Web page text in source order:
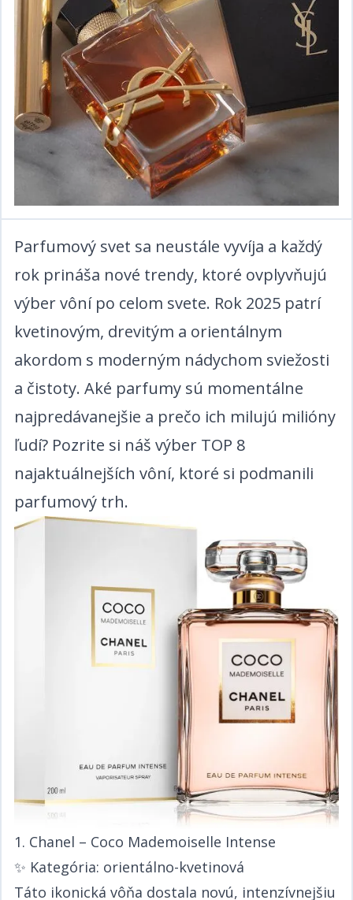
Parfumový svet sa neustále vyvíja a každý
rok prináša nové trendy, ktoré ovplyvňujú
výber vôní po celom svete. Rok 2025 patrí
kvetinovým, drevitým a orientálnym
akordom s moderným nádychom sviežosti
a čistoty. Aké parfumy sú momentálne
najpredávanejšie a prečo ich milujú milióny
ľudí? Pozrite si náš výber TOP 8
najaktuálnejších vôní, ktoré si podmanili
parfumový trh.​​​​‌ ‍ ​‍​‍‌‍ ‌ ​‍‌‍‍‌‌‍‌ ‌‍‍‌‌‍ ‍​‍​‍​ ‍‍​‍​‍‌ ​ ‌‍​‌‌‍ ‍‌‍‍‌‌ ‌​‌ ‍‌​‍ ‍‌‍‍‌‌‍ ​‍​‍​‍ ​​‍​‍‌‍‍​‌ ​‍‌‍‌‌‌‍‌‍​‍​‍​ ‍‍​‍​‍‌‍‍​‌ ‌​‌ ‌​‌ ​​​ ‍‍​‍ ​‍ ‌‍ ​‌‍ ‌‍​ ‌‍​‌‌‍ ​‌‍‍​‌‍ ‌ ​ ‌ ‌​​ ‍‍​ ​ ​ ​​​ ​​​ ​​​‍ ‌ ​ ‌ ‌​‌ ‌‌‌‍‌​‌‍‍‌‌‍ ​‍ ‌‍‍‌‌‍ ‍‌ ‌​‌‍‌‌‌‍ ‍‌ ‌​​‍ ‌‍‌‌‌‍‌​‌‍‍‌‌ ‌​​‍ ‌‍ ‌‌‍ ‌‍‌​‌‍‌‌​ ‌‌ ​​‌ ​‍‌‍‌‌‌ ​ ‌‍‌‌‌‍ ‍‌ ‌​‌‍​‌‌ ‌​‌‍‍‌‌‍ ‌‍ ‍​ ‍ ‌‍‍‌‌‍‌​​ ‌‌ ​​‌‍ ‌ ​ ‌ ‌​​‍ ‌​ ​‍​ ​‍​ ​‍​ ​‍​ ‍‌​ ‍‌​ ‍‌​ ‍ ‌ ‌​‌ ‍‌‌ ​​‌‍‌‌​ ‌‌ ​​‌‍ ‌ ​ ‌ ‌​​ ‍ ‌ ​​‌‍​‌‌ ‌​‌‍‍​​ ‌‌‍​ ‌‍ ‌‍ ‍‌ ‌​‌‍‌‌‌‍ ‍‌ ‌​​‍‌‌​ ‌‌‌​​‍‌‌ ‌‍‍ ‌‍‌‌‌ ‍‌​‍‌‌​ ​ ‌​‌​​‍‌‌​ ​ ‌​‌​​‍‌‌​ ​‍​ ​‍​ ‌‌​ ‌‍​ ‌​‌‍​ ‌‍​ ​ ‌ ​ ‍​​ ‌‌​ ​‌‌‍​ ‌‍​‍​ ​‍​‍‌‌​ ​‍​ ​‍​‍‌‌​ ‌‌‌​‌​​‍ ‍‌ ‌​‌‍‌‌‌ ‍​‌ ‌​​‍‌‌​ ‌‌‌​​‍‌‌ ‌‍‍ ‌‍‌‌‌ ‍‌​‍‌‌​ ​ ‌​‌​​‍‌‌​ ​ ‌​‌​​‍‌‌​ ​‍​ ​‍​ ​‌​ ​‍​ ‍‌‌‍‌‍​ ​‍​ ‌‍​ ‌‌‌‍​ ​ ​‍‌‍​‌​ ​‍‌‍‌​​‍‌‌​ ​‍​ ​‍​‍‌‌​ ‌‌‌​‌​​‍ ‍‌‍​ ‌‍‍​‌‍‍‌‌‍ ​‌‍‌​‌ ​‍‌‍‌‌‌‍ ‍​‍‌‌​ ‌‌‌​​‍‌‌ ‌‍‍ ‌‍‌‌‌ ‍‌​‍‌‌​ ​ ‌​‌​​‍‌‌​ ​ ‌​‌​​‍‌‌​ ​‍​ ​‍​ ‌ ​ ‍​​ ‌‌​ ‌‌‌‍‌​​ ‌​‌‍‌‍‌‍​ ‌‍‌‍​ ​ ‌‍​ ‌‍‌​​‍‌‌​ ​‍​ ​‍​‍‌‌​ ‌‌‌​‌​​‍ ‍‌ ‌​‌‍‌‌‌ ‍​‌ ‌​​ ‌‍​‍‌‍​‌‌ ​ ‌‍‌‌‌‌‌‌‌ ​‍‌‍ ​​ ‌‌‍‍​‌ ‌​‌ ‌​‌ ​​​‍‌‌​ ​ ‌​​‌​‍‌‌​ ​‍‌​‌‍​‍‌‌​ ​‍‌​‌‍‌‍ ​‌‍ ‌‍​ ‌‍​‌‌‍ ​‌‍‍​‌‍ ‌ ​ ‌ ‌​​‍‌‌​ ​ ‌​​‌​ ​ ​ ​​​ ​​​ ​​​‍‌‌​ ​‍‌​‌‍‌ ​ ‌ ‌​‌ ‌‌‌‍‌​‌‍‍‌‌‍ ​‍‌‍‌‍‍‌‌‍‌​​ ‌‌ ​​‌‍ ‌ ​ ‌ ‌​​‍ ‌​ ​‍​ ​‍​ ​‍​ ​‍​ ‍‌​ ‍‌​ ‍‌​‍‌‍‌ ‌​‌ ‍‌‌ ​​‌‍‌‌​ ‌‌ ​​‌‍ ‌ ​ ‌ ‌​​‍‌‍‌ ​​‌‍​‌‌ ‌​‌‍‍​​ ‌‌‍​ ‌‍ ‌‍ ‍‌ ‌​‌‍‌‌‌‍ ‍‌ ‌​​‍‌‌​ ‌‌‌​​‍‌‌ ‌‍‍ ‌‍‌‌‌ ‍‌​‍‌‌​ ​ ‌​‌​​‍‌‌​ ​ ‌​‌​​‍‌‌​ ​‍​ ​‍​ ‌‌​ ‌‍​ ‌​‌‍​ ‌‍​ ​ ‌ ​ ‍​​ ‌‌​ ​‌‌‍​ ‌‍​‍​ ​‍​‍‌‌​ ​‍​ ​‍​‍‌‌​ ‌‌‌​‌​​‍ ‍‌ ‌​‌‍‌‌‌ ‍​‌ ‌​​‍‌‌​ ‌‌‌​​‍‌‌ ‌‍‍ ‌‍‌‌‌ ‍‌​‍‌‌​ ​ ‌​‌​​‍‌‌​ ​ ‌​‌​​‍‌‌​ ​‍​ ​‍​ ​‌​ ​‍​ ‍‌‌‍‌‍​ ​‍​ ‌‍​ ‌‌‌‍​ ​ ​‍‌‍​‌​ ​‍‌‍‌​​‍‌‌​ ​‍​ ​‍​‍‌‌​ ‌‌‌​‌​​‍ ‍‌‍​ ‌‍‍​‌‍‍‌‌‍ ​‌‍‌​‌ ​‍‌‍‌‌‌‍ ‍​‍‌‌​ ‌‌‌​​‍‌‌ ‌‍‍ ‌‍‌‌‌ ‍‌​‍‌‌​ ​ ‌​‌​​‍‌‌​ ​ ‌​‌​​‍‌‌​ ​‍​ ​‍​ ‌ ​ ‍​​ ‌‌​ ‌‌‌‍‌​​ ‌​‌‍‌‍‌‍​ ‌‍‌‍​ ​ ‌‍​ ‌‍‌​​‍‌‌​ ​‍​ ​‍​‍‌‌​ ‌‌‌​‌​​‍ ‍‌ ‌​‌‍‌‌‌ ‍​‌ ‌​​‍‌‍‌ ​​‌‍‌‌‌ ​‍‌ ​ ‌ ​​‌‍‌‌‌‍​ ‌ ‌​‌‍‍‌‌ ‌‍‌‍‌‌​ ‌‌ ​​‌ ‌‌‌‍​‍‌‍ ​‌‍‍‌‌ ​ ‌‍‍​‌‍‌‌‌‍‌​​‍​‍‌ ‌
1. Chanel – Coco Mademoiselle Intense​​​​‌ ‍ ​‍​‍‌‍ ‌ ​‍‌‍‍‌‌‍‌ ‌‍‍‌‌‍ ‍​‍​‍​ ‍‍​‍​‍‌ ​ ‌‍​‌‌‍ ‍‌‍‍‌‌ ‌​‌ ‍‌​‍ ‍‌‍‍‌‌‍ ​‍​‍​‍ ​​‍​‍‌‍‍​‌ ​‍‌‍‌‌‌‍‌‍​‍​‍​ ‍‍​‍​‍‌‍‍​‌ ‌​‌ ‌​‌ ​​​ ‍‍​‍ ​‍ ‌‍ ​‌‍ ‌‍​ ‌‍​‌‌‍ ​‌‍‍​‌‍ ‌ ​ ‌ ‌​​ ‍‍​ ​ ​ ​​​ ​​​ ​​​‍ ‌ ​ ‌ ‌​‌ ‌‌‌‍‌​‌‍‍‌‌‍ ​‍ ‌‍‍‌‌‍ ‍‌ ‌​‌‍‌‌‌‍ ‍‌ ‌​​‍ ‌‍‌‌‌‍‌​‌‍‍‌‌ ‌​​‍ ‌‍ ‌‌‍ ‌‍‌​‌‍‌‌​ ‌‌ ​​‌ ​‍‌‍‌‌‌ ​ ‌‍‌‌‌‍ ‍‌ ‌​‌‍​‌‌ ‌​‌‍‍‌‌‍ ‌‍ ‍​ ‍ ‌‍‍‌‌‍‌​​ ‌‌ ​​‌‍ ‌ ​ ‌ ‌​​‍ ‌​ ​‍​ ​‍​ ​‍​ ​‍​ ‍‌​ ‍‌​ ‍‌​ ‍ ‌ ‌​‌ ‍‌‌ ​​‌‍‌‌​ ‌‌ ​​‌‍ ‌ ​ ‌ ‌​​ ‍ ‌ ​​‌‍​‌‌ ‌​‌‍‍​​ ‌‌‍​ ‌‍ ‌‍ ‍‌ ‌​‌‍‌‌‌‍ ‍‌ ‌​​‍‌‌​ ‌‌‌​​‍‌‌ ‌‍‍ ‌‍‌‌‌ ‍‌​‍‌‌​ ​ ‌​‌​​‍‌‌​ ​ ‌​‌​​‍‌‌​ ​‍​ ​‍​ ​ ‌‍‌‌​ ‌ ‌‍​‍​ ​​‌‍​‍‌‍​ ​ ‌ ​ ​ ‌‍​ ‌‍‌​​ ​​​‍‌‌​ ​‍​ ​‍​‍‌‌​ ‌‌‌​‌​​‍ ‍‌‍​ ‌‍‍​‌‍‍‌‌‍ ​‌‍‌​‌ ​‍‌‍‌‌‌‍ ‍​‍‌‌​ ‌‌‌​​‍‌‌ ‌‍‍ ‌‍‌‌‌ ‍‌​‍‌‌​ ​ ‌​‌​​‍‌‌​ ​ ‌​‌​​‍‌‌​ ​‍​ ​‍​ ​ ‌‍‌‌​ ‌ ‌‍​‍​ ​​‌‍​‍‌‍​ ​ ‌ ​ ​ ‌‍​ ‌‍‌​​ ​​​ ​​​‍‌‌​ ​‍​ ​‍​‍‌‌​ ‌‌‌​‌​​‍ ‍‌ ‌​‌‍‌‌‌ ‍​‌ ‌​​ ‌‍​‍‌‍​‌‌ ​ ‌‍‌‌‌‌‌‌‌ ​‍‌‍ ​​ ‌‌‍‍​‌ ‌​‌ ‌​‌ ​​​‍‌‌​ ​ ‌​​‌​‍‌‌​ ​‍‌​‌‍​‍‌‌​ ​‍‌​‌‍‌‍ ​‌‍ ‌‍​ ‌‍​‌‌‍ ​‌‍‍​‌‍ ‌ ​ ‌ ‌​​‍‌‌​ ​ ‌​​‌​ ​ ​ ​​​ ​​​ ​​​‍‌‌​ ​‍‌​‌‍‌ ​ ‌ ‌​‌ ‌‌‌‍‌​‌‍‍‌‌‍ ​‍‌‍‌‍‍‌‌‍‌​​ ‌‌ ​​‌‍ ‌ ​ ‌ ‌​​‍ ‌​ ​‍​ ​‍​ ​‍​ ​‍​ ‍‌​ ‍‌​ ‍‌​‍‌‍‌ ‌​‌ ‍‌‌ ​​‌‍‌‌​ ‌‌ ​​‌‍ ‌ ​ ‌ ‌​​‍‌‍‌ ​​‌‍​‌‌ ‌​‌‍‍​​ ‌‌‍​ ‌‍ ‌‍ ‍‌ ‌​‌‍‌‌‌‍ ‍‌ ‌​​‍‌‌​ ‌‌‌​​‍‌‌ ‌‍‍ ‌‍‌‌‌ ‍‌​‍‌‌​ ​ ‌​‌​​‍‌‌​ ​ ‌​‌​​‍‌‌​ ​‍​ ​‍​ ​ ‌‍‌‌​ ‌ ‌‍​‍​ ​​‌‍​‍‌‍​ ​ ‌ ​ ​ ‌‍​ ‌‍‌​​ ​​​‍‌‌​ ​‍​ ​‍​‍‌‌​ ‌‌‌​‌​​‍ ‍‌‍​ ‌‍‍​‌‍‍‌‌‍ ​‌‍‌​‌ ​‍‌‍‌‌‌‍ ‍​‍‌‌​ ‌‌‌​​‍‌‌ ‌‍‍ ‌‍‌‌‌ ‍‌​‍‌‌​ ​ ‌​‌​​‍‌‌​ ​ ‌​‌​​‍‌‌​ ​‍​ ​‍​ ​ ‌‍‌‌​ ‌ ‌‍​‍​ ​​‌‍​‍‌‍​ ​ ‌ ​ ​ ‌‍​ ‌‍‌​​ ​​​ ​​​‍‌‌​ ​‍​ ​‍​‍‌‌​ ‌‌‌​‌​​‍ ‍‌ ‌​‌‍‌‌‌ ‍​‌ ‌​​‍‌‍‌ ​​‌‍‌‌‌ ​‍‌ ​ ‌ ​​‌‍‌‌‌‍​ ‌ ‌​‌‍‍‌‌ ‌‍‌‍‌‌​ ‌‌ ​​‌ ‌‌‌‍​‍‌‍ ​‌‍‍‌‌ ​ ‌‍‍​‌‍‌‌‌‍‌​​‍​‍‌ ‌
✨ ​​​​‌ ‍ ​‍​‍‌‍ ‌ ​‍‌‍‍‌‌‍‌ ‌‍‍‌‌‍ ‍​‍​‍​ ‍‍​‍​‍‌ ​ ‌‍​‌‌‍ ‍‌‍‍‌‌ ‌​‌ ‍‌​‍ ‍‌‍‍‌‌‍ ​‍​‍​‍ ​​‍​‍‌‍‍​‌ ​‍‌‍‌‌‌‍‌‍​‍​‍​ ‍‍​‍​‍‌‍‍​‌ ‌​‌ ‌​‌ ​​​ ‍‍​‍ ​‍ ‌‍ ​‌‍ ‌‍​ ‌‍​‌‌‍ ​‌‍‍​‌‍ ‌ ​ ‌ ‌​​ ‍‍​ ​ ​ ​​​ ​​​ ​​​‍ ‌ ​ ‌ ‌​‌ ‌‌‌‍‌​‌‍‍‌‌‍ ​‍ ‌‍‍‌‌‍ ‍‌ ‌​‌‍‌‌‌‍ ‍‌ ‌​​‍ ‌‍‌‌‌‍‌​‌‍‍‌‌ ‌​​‍ ‌‍ ‌‌‍ ‌‍‌​‌‍‌‌​ ‌‌ ​​‌ ​‍‌‍‌‌‌ ​ ‌‍‌‌‌‍ ‍‌ ‌​‌‍​‌‌ ‌​‌‍‍‌‌‍ ‌‍ ‍​ ‍ ‌‍‍‌‌‍‌​​ ‌‌ ​​‌‍ ‌ ​ ‌ ‌​​‍ ‌​ ​‍​ ​‍​ ​‍​ ​‍​ ‍‌​ ‍‌​ ‍‌​ ‍ ‌ ‌​‌ ‍‌‌ ​​‌‍‌‌​ ‌‌ ​​‌‍ ‌ ​ ‌ ‌​​ ‍ ‌ ​​‌‍​‌‌ ‌​‌‍‍​​ ‌‌‍​ ‌‍ ‌‍ ‍‌ ‌​‌‍‌‌‌‍ ‍‌ ‌​​‍‌‌​ ‌‌‌​​‍‌‌ ‌‍‍ ‌‍‌‌‌ ‍‌​‍‌‌​ ​ ‌​‌​​‍‌‌​ ​ ‌​‌​​‍‌‌​ ​‍​ ​‍​ ​​​ ‍‌​ ‌‌​ ​ ‌‍‌‌​ ​‍​ ‌‍​ ​‌‌‍‌‍​ ‍​​ ‌‍​ ‌‌​‍‌‌​ ​‍​ ​‍​‍‌‌​ ‌‌‌​‌​​‍ ‍‌‍​ ‌‍‍​‌‍‍‌‌‍ ​‌‍‌​‌ ​‍‌‍‌‌‌‍ ‍​‍‌‌​ ‌‌‌​​‍‌‌ ‌‍‍ ‌‍‌‌‌ ‍‌​‍‌‌​ ​ ‌​‌​​‍‌‌​ ​ ‌​‌​​‍‌‌​ ​‍​ ​‍​ ​​​ ‍‌​ ‌‌​ ​ ‌‍‌‌​ ​‍​ ‌‍​ ​‌‌‍‌‍​ ‍​​ ‌‍​ ‌‌​ ​​​‍‌‌​ ​‍​ ​‍​‍‌‌​ ‌‌‌​‌​​‍ ‍‌ ‌​‌‍‌‌‌ ‍​‌ ‌​​ ‌‍​‍‌‍​‌‌ ​ ‌‍‌‌‌‌‌‌‌ ​‍‌‍ ​​ ‌‌‍‍​‌ ‌​‌ ‌​‌ ​​​‍‌‌​ ​ ‌​​‌​‍‌‌​ ​‍‌​‌‍​‍‌‌​ ​‍‌​‌‍‌‍ ​‌‍ ‌‍​ ‌‍​‌‌‍ ​‌‍‍​‌‍ ‌ ​ ‌ ‌​​‍‌‌​ ​ ‌​​‌​ ​ ​ ​​​ ​​​ ​​​‍‌‌​ ​‍‌​‌‍‌ ​ ‌ ‌​‌ ‌‌‌‍‌​‌‍‍‌‌‍ ​‍‌‍‌‍‍‌‌‍‌​​ ‌‌ ​​‌‍ ‌ ​ ‌ ‌​​‍ ‌​ ​‍​ ​‍​ ​‍​ ​‍​ ‍‌​ ‍‌​ ‍‌​‍‌‍‌ ‌​‌ ‍‌‌ ​​‌‍‌‌​ ‌‌ ​​‌‍ ‌ ​ ‌ ‌​​‍‌‍‌ ​​‌‍​‌‌ ‌​‌‍‍​​ ‌‌‍​ ‌‍ ‌‍ ‍‌ ‌​‌‍‌‌‌‍ ‍‌ ‌​​‍‌‌​ ‌‌‌​​‍‌‌ ‌‍‍ ‌‍‌‌‌ ‍‌​‍‌‌​ ​ ‌​‌​​‍‌‌​ ​ ‌​‌​​‍‌‌​ ​‍​ ​‍​ ​​​ ‍‌​ ‌‌​ ​ ‌‍‌‌​ ​‍​ ‌‍​ ​‌‌‍‌‍​ ‍​​ ‌‍​ ‌‌​‍‌‌​ ​‍​ ​‍​‍‌‌​ ‌‌‌​‌​​‍ ‍‌‍​ ‌‍‍​‌‍‍‌‌‍ ​‌‍‌​‌ ​‍‌‍‌‌‌‍ ‍​‍‌‌​ ‌‌‌​​‍‌‌ ‌‍‍ ‌‍‌‌‌ ‍‌​‍‌‌​ ​ ‌​‌​​‍‌‌​ ​ ‌​‌​​‍‌‌​ ​‍​ ​‍​ ​​​ ‍‌​ ‌‌​ ​ ‌‍‌‌​ ​‍​ ‌‍​ ​‌‌‍‌‍​ ‍​​ ‌‍​ ‌‌​ ​​​‍‌‌​ ​‍​ ​‍​‍‌‌​ ‌‌‌​‌​​‍ ‍‌ ‌​‌‍‌‌‌ ‍​‌ ‌​​‍‌‍‌ ​​‌‍‌‌‌ ​‍‌ ​ ‌ ​​‌‍‌‌‌‍​ ‌ ‌​‌‍‍‌‌ ‌‍‌‍‌‌​ ‌‌ ​​‌ ‌‌‌‍​‍‌‍ ​‌‍‍‌‌ ​ ‌‍‍​‌‍‌‌‌‍‌​​‍​‍‌ ‌ Kategória: orientálno-kvetinová​​​​‌ ‍ ​‍​‍‌‍ ‌ ​‍‌‍‍‌‌‍‌ ‌‍‍‌‌‍ ‍​‍​‍​ ‍‍​‍​‍‌ ​ ‌‍​‌‌‍ ‍‌‍‍‌‌ ‌​‌ ‍‌​‍ ‍‌‍‍‌‌‍ ​‍​‍​‍ ​​‍​‍‌‍‍​‌ ​‍‌‍‌‌‌‍‌‍​‍​‍​ ‍‍​‍​‍‌‍‍​‌ ‌​‌ ‌​‌ ​​​ ‍‍​‍ ​‍ ‌‍ ​‌‍ ‌‍​ ‌‍​‌‌‍ ​‌‍‍​‌‍ ‌ ​ ‌ ‌​​ ‍‍​ ​ ​ ​​​ ​​​ ​​​‍ ‌ ​ ‌ ‌​‌ ‌‌‌‍‌​‌‍‍‌‌‍ ​‍ ‌‍‍‌‌‍ ‍‌ ‌​‌‍‌‌‌‍ ‍‌ ‌​​‍ ‌‍‌‌‌‍‌​‌‍‍‌‌ ‌​​‍ ‌‍ ‌‌‍ ‌‍‌​‌‍‌‌​ ‌‌ ​​‌ ​‍‌‍‌‌‌ ​ ‌‍‌‌‌‍ ‍‌ ‌​‌‍​‌‌ ‌​‌‍‍‌‌‍ ‌‍ ‍​ ‍ ‌‍‍‌‌‍‌​​ ‌‌ ​​‌‍ ‌ ​ ‌ ‌​​‍ ‌​ ​‍​ ​‍​ ​‍​ ​‍​ ‍‌​ ‍‌​ ‍‌​ ‍ ‌ ‌​‌ ‍‌‌ ​​‌‍‌‌​ ‌‌ ​​‌‍ ‌ ​ ‌ ‌​​ ‍ ‌ ​​‌‍​‌‌ ‌​‌‍‍​​ ‌‌‍​ ‌‍ ‌‍ ‍‌ ‌​‌‍‌‌‌‍ ‍‌ ‌​​‍‌‌​ ‌‌‌​​‍‌‌ ‌‍‍ ‌‍‌‌‌ ‍‌​‍‌‌​ ​ ‌​‌​​‍‌‌​ ​ ‌​‌​​‍‌‌​ ​‍​ ​‍​ ​​​ ‍‌​ ‌‌​ ​ ‌‍‌‌​ ​‍​ ‌‍​ ​‌‌‍‌‍​ ‍​​ ‌‍​ ‌‌​‍‌‌​ ​‍​ ​‍​‍‌‌​ ‌‌‌​‌​​‍ ‍‌‍​ ‌‍‍​‌‍‍‌‌‍ ​‌‍‌​‌ ​‍‌‍‌‌‌‍ ‍​‍‌‌​ ‌‌‌​​‍‌‌ ‌‍‍ ‌‍‌‌‌ ‍‌​‍‌‌​ ​ ‌​‌​​‍‌‌​ ​ ‌​‌​​‍‌‌​ ​‍​ ​‍​ ​​​ ‍‌​ ‌‌​ ​ ‌‍‌‌​ ​‍​ ‌‍​ ​‌‌‍‌‍​ ‍​​ ‌‍​ ‌‌​ ​‌​‍‌‌​ ​‍​ ​‍​‍‌‌​ ‌‌‌​‌​​‍ ‍‌ ‌​‌‍‌‌‌ ‍​‌ ‌​​ ‌‍​‍‌‍​‌‌ ​ ‌‍‌‌‌‌‌‌‌ ​‍‌‍ ​​ ‌‌‍‍​‌ ‌​‌ ‌​‌ ​​​‍‌‌​ ​ ‌​​‌​‍‌‌​ ​‍‌​‌‍​‍‌‌​ ​‍‌​‌‍‌‍ ​‌‍ ‌‍​ ‌‍​‌‌‍ ​‌‍‍​‌‍ ‌ ​ ‌ ‌​​‍‌‌​ ​ ‌​​‌​ ​ ​ ​​​ ​​​ ​​​‍‌‌​ ​‍‌​‌‍‌ ​ ‌ ‌​‌ ‌‌‌‍‌​‌‍‍‌‌‍ ​‍‌‍‌‍‍‌‌‍‌​​ ‌‌ ​​‌‍ ‌ ​ ‌ ‌​​‍ ‌​ ​‍​ ​‍​ ​‍​ ​‍​ ‍‌​ ‍‌​ ‍‌​‍‌‍‌ ‌​‌ ‍‌‌ ​​‌‍‌‌​ ‌‌ ​​‌‍ ‌ ​ ‌ ‌​​‍‌‍‌ ​​‌‍​‌‌ ‌​‌‍‍​​ ‌‌‍​ ‌‍ ‌‍ ‍‌ ‌​‌‍‌‌‌‍ ‍‌ ‌​​‍‌‌​ ‌‌‌​​‍‌‌ ‌‍‍ ‌‍‌‌‌ ‍‌​‍‌‌​ ​ ‌​‌​​‍‌‌​ ​ ‌​‌​​‍‌‌​ ​‍​ ​‍​ ​​​ ‍‌​ ‌‌​ ​ ‌‍‌‌​ ​‍​ ‌‍​ ​‌‌‍‌‍​ ‍​​ ‌‍​ ‌‌​‍‌‌​ ​‍​ ​‍​‍‌‌​ ‌‌‌​‌​​‍ ‍‌‍​ ‌‍‍​‌‍‍‌‌‍ ​‌‍‌​‌ ​‍‌‍‌‌‌‍ ‍​‍‌‌​ ‌‌‌​​‍‌‌ ‌‍‍ ‌‍‌‌‌ ‍‌​‍‌‌​ ​ ‌​‌​​‍‌‌​ ​ ‌​‌​​‍‌‌​ ​‍​ ​‍​ ​​​ ‍‌​ ‌‌​ ​ ‌‍‌‌​ ​‍​ ‌‍​ ​‌‌‍‌‍​ ‍​​ ‌‍​ ‌‌​ ​‌​‍‌‌​ ​‍​ ​‍​‍‌‌​ ‌‌‌​‌​​‍ ‍‌ ‌​‌‍‌‌‌ ‍​‌ ‌​​‍‌‍‌ ​​‌‍‌‌‌ ​‍‌ ​ ‌ ​​‌‍‌‌‌‍​ ‌ ‌​‌‍‍‌‌ ‌‍‌‍‌‌​ ‌‌ ​​‌ ‌‌‌‍​‍‌‍ ​‌‍‍‌‌ ​ ‌‍‍​‌‍‌‌‌‍‌​​‍​‍‌ ‌
Táto ikonická vôňa dostala novú, intenzívnejšiu